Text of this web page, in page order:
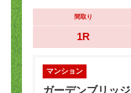
間取り
1R
マンション
ガーデンブリッジ